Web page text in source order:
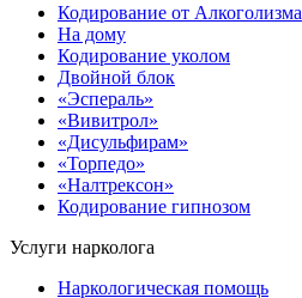
Кодирование от Алкоголизма
На дому
Кодирование уколом
Двойной блок
«Эспераль»
«Вивитрол»
«Дисульфирам»
«Торпедо»
«Налтрексон»
Кодирование гипнозом
Услуги нарколога
Наркологическая помощь